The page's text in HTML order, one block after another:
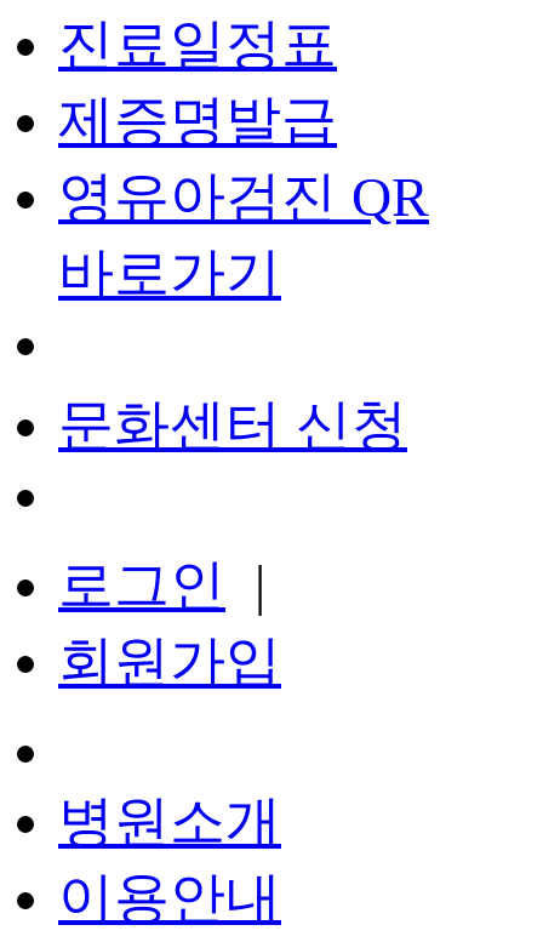
진료일정표
제증명발급
영유아검진 QR
바로가기
문화센터 신청
로그인
|
회원가입
병원소개
이용안내